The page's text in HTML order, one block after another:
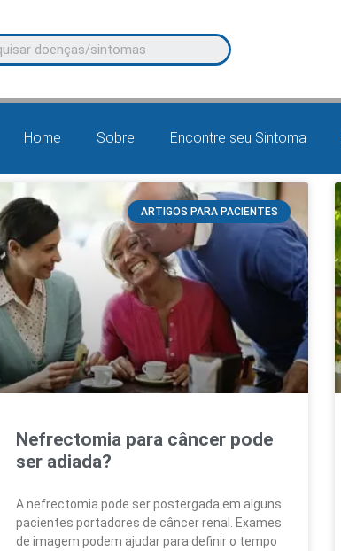
Home Sobre Encontre seu Sintoma
ARTIGOS PARA PACIENTES
Nefrectomia para câncer pode
ser adiada?
A nefrectomia pode ser postergada em alguns
pacientes portadores de câncer renal. Exames
de imagem podem ajudar para definir o tempo